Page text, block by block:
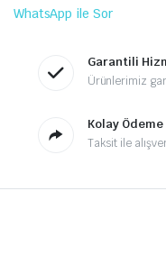
WhatsApp ile Sor
Garantili
Ürünlerimiz
Kolay Ödeme
Taksit ile